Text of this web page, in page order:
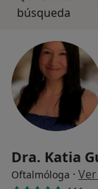
búsqueda
Dra. Katia
Oftalmóloga ·